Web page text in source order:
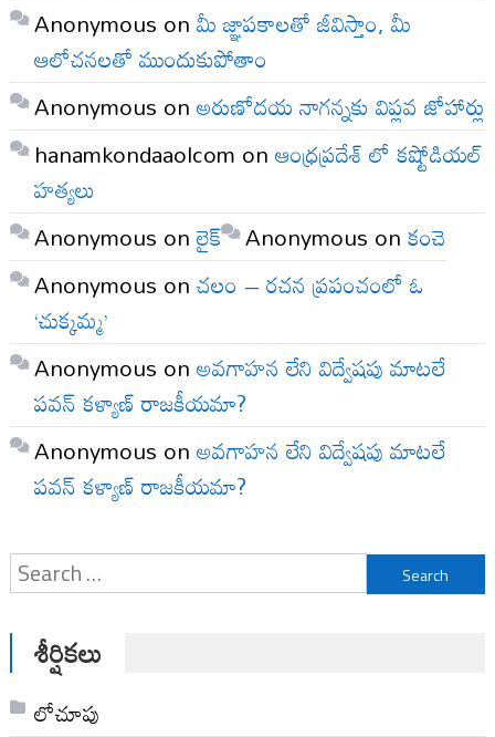
Anonymous onమీ జ్ఞాపకాలతో జీవిస్తాం, మీ
ఆలోచనలతో ముందుకుపోతాం
Anonymous onఅరుణోదయ నాగన్నకు విప్లవ జోహార్లు
hanamkondaaolcom onఆంధ్రప్రదేశ్ లో కష్టోడియల్
హత్యలు
Anonymous onలైక్ Anonymous onకంచె
Anonymous onచలం – రచన ప్రపంచంలో ఓ
‘చుక్కమ్మ’
Anonymous onఅవగాహన లేని విద్వేషపు మాటలే
పవన్ కళ్యాణ్ రాజకీయమా?
Anonymous onఅవగాహన లేని విద్వేషపు మాటలే
పవన్ కళ్యాణ్ రాజకీయమా?
Search
for:
శీర్షికలు
లోచూపు